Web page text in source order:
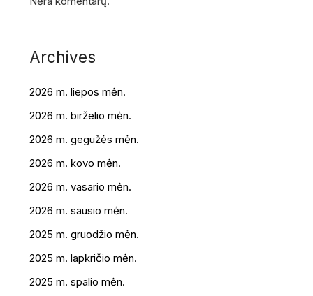
Archives
2026 m. liepos mėn.
2026 m. birželio mėn.
2026 m. gegužės mėn.
2026 m. kovo mėn.
2026 m. vasario mėn.
2026 m. sausio mėn.
2025 m. gruodžio mėn.
2025 m. lapkričio mėn.
2025 m. spalio mėn.